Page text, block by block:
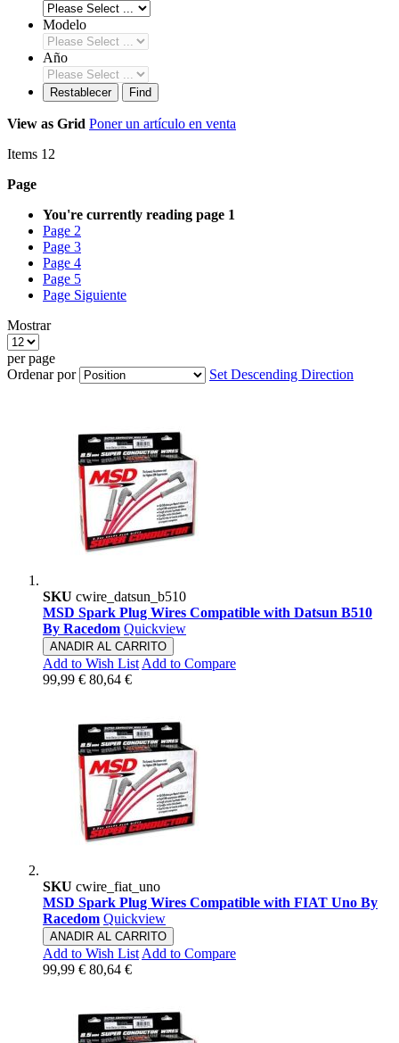
Modelo
Año
Restablecer Find
View as Grid Poner un artículo en venta
Items 12
Page
You're currently reading page 1
Page 2
Page 3
Page 4
Page 5
Page Siguiente
Mostrar
per page
Ordenar por
Set Descending Direction
SKU cwire_datsun_b510
MSD Spark Plug Wires Compatible with Datsun B510
By Racedom Quickview
ANADIR AL CARRITO
Add to Wish List Add to Compare
99,99 € 80,64 €
SKU cwire_fiat_uno
MSD Spark Plug Wires Compatible with FIAT Uno By
Racedom Quickview
ANADIR AL CARRITO
Add to Wish List Add to Compare
99,99 € 80,64 €